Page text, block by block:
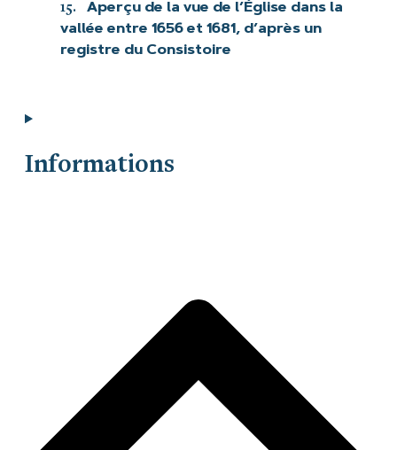
15.
Aperçu de la vue de l’Église dans la
vallée entre 1656 et 1681, d’après un
registre du Consistoire
Informations